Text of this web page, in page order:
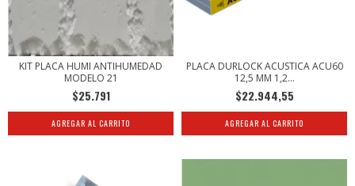
KIT PLACA HUMI ANTIHUMEDAD
MODELO 21
$25.791
PLACA DURLOCK ACUSTICA ACU60
12,5 MM 1,2...
$22.944,55